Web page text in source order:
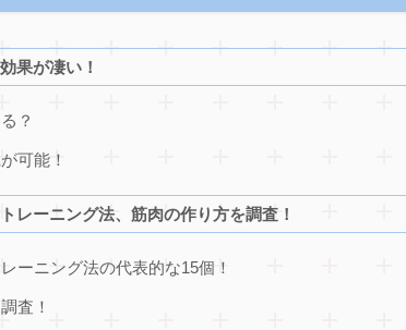
果が凄い！
？
可能！
レーニング法、筋肉の作り方を調査！
ーニング法の代表的な15個！
査！